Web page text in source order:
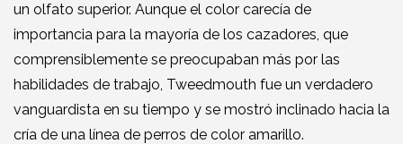
un olfato superior. Aunque el color carecía de
importancia para la mayoría de los cazadores, que
comprensiblemente se preocupaban más por las
habilidades de trabajo, Tweedmouth fue un verdadero
vanguardista en su tiempo y se mostró inclinado hacia la
cría de una línea de perros de color amarillo.